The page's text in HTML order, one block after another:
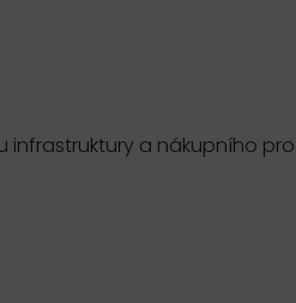
a nákupního